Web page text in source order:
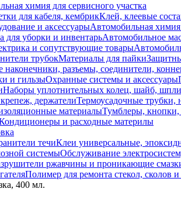
химия для сервисного участка
для кабеля, кембрикКлей, клеевые
и аксессуарыАвтомобильная химия
для уборки и инвентарьАвтомобильное
и сопутствующие товары
трубокМатериалы для пайки
наконечники, разъемы, соединители,
и гильзыОхранные системы и аксессуары
Наборы уплотнительных колец, шайб,
держателиТермоусадочные трубки,
материалыТумблеры,
и расходные материлы
течиКлеи универсальные,
системыОбслуживание
ржавчины и проникающие
Полимер для ремонта стекол, сколов
400 мл.